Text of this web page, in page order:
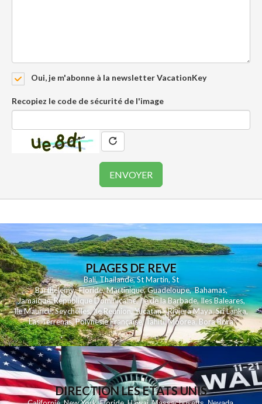
Oui, je m'abonne à la newsletter VacationKey
Recopiez le code de sécurité de l'image
PLAGES DE REVE
Bali,Thailande,St Martin,St
Barthelemy,Floride,Martinique,Guadeloupe,Bahamas,
Jamaique,Republique Dominicaine,Ile de la Barbade,Iles Baleares,
Ile Maurice,Seychelles,Ile Reunion,Yucatan - Riviera Maya,Sri Lanka,
Las Terrenas,Polynesie Française,Tahiti,Moorea, Bora Bora
DIRECTION LES ETATS UNIS